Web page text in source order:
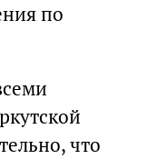
по
что